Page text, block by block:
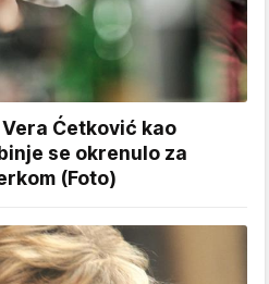
Ćetković kao
se okrenulo za
(Foto)